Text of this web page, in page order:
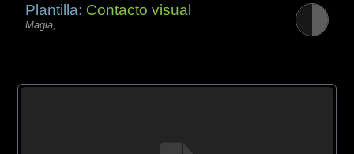
Plantilla: Contacto visual
Magia,